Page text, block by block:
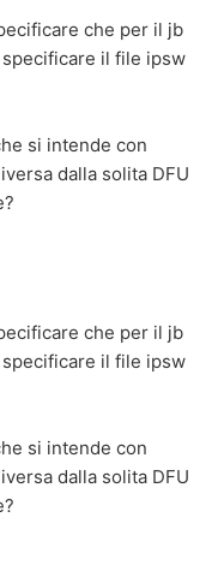
che per il jb
il file ipsw
si intende con
dalla solita DFU
che per il jb
il file ipsw
si intende con
dalla solita DFU